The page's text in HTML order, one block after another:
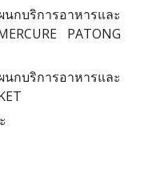
บริการอาหารและ
PATONG
บริการอาหารและ